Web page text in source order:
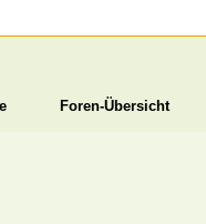
Foren-Übersicht